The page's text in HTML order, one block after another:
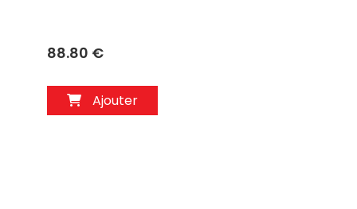
88.80 €
Ajouter